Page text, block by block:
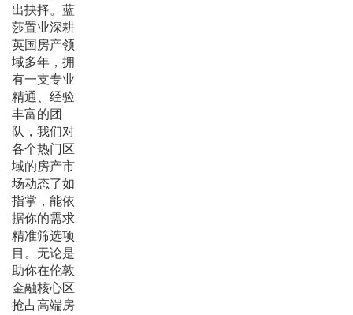
出抉择。蓝
莎置业深耕
英国房产领
域多年，拥
有一支专业
精通、经验
丰富的团
队，我们对
各个热门区
域的房产市
场动态了如
指掌，能依
据你的需求
精准筛选项
目。无论是
助你在伦敦
金融核心区
抢占高端房